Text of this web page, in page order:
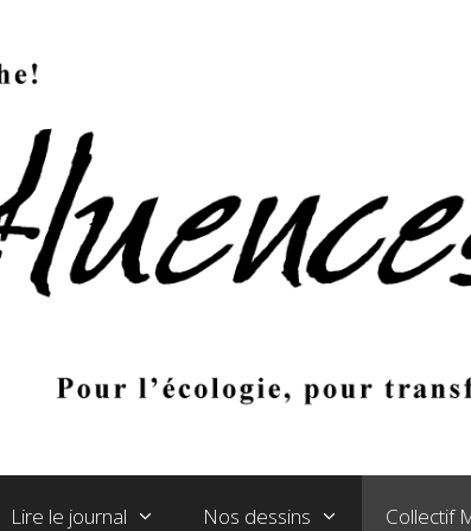
Lire le journal Nos dessins Collectif